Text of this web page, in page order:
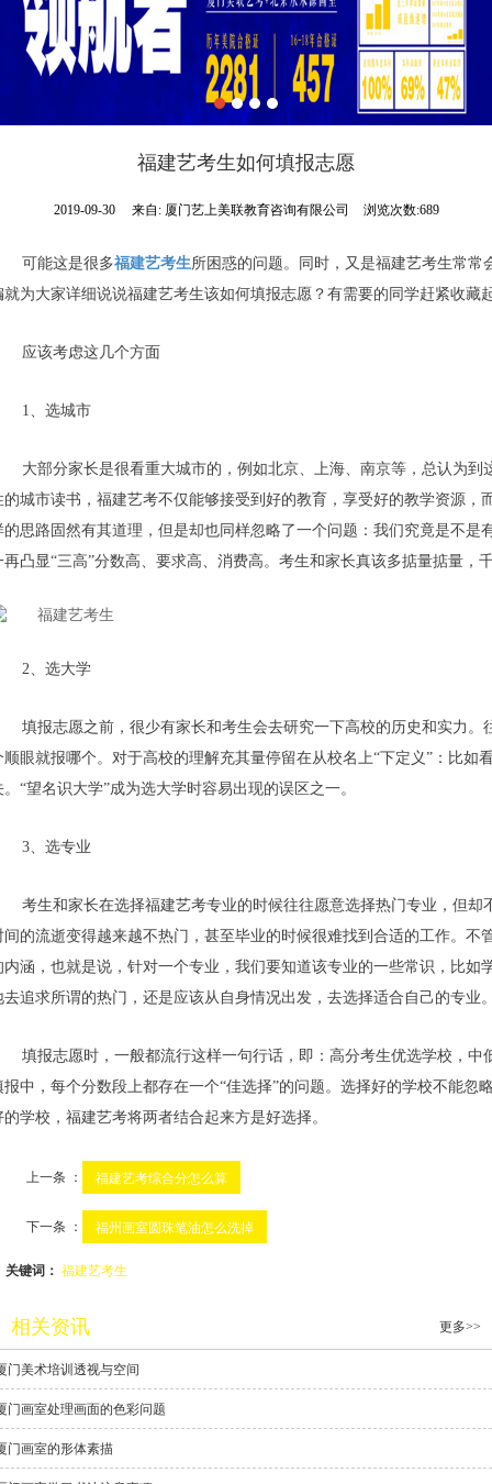
福建艺考生如何填报志愿
2019-09-30 来自: 厦门艺上美联教育咨询有限公司 浏览次数:689
可能这是很多福建艺考生所困惑的问题。同时，又是福建艺考生常常
就为大家详细说说福建艺考生该如何填报志愿？有需要的同学赶紧收藏
应该考虑这几个方面
1、选城市
大部分家长是很看重大城市的，例如北京、上海、南京等，总认为到
的城市读书，福建艺考不仅能够接受到好的教育，享受好的教学资源，
的思路固然有其道理，但是却也同样忽略了一个问题：我们究竟是不是
再凸显“三高”分数高、要求高、消费高。考生和家长真该多掂量掂量，
2、选大学
填报志愿之前，很少有家长和考生会去研究一下高校的历史和实力。
顺眼就报哪个。对于高校的理解充其量停留在从校名上“下定义”：比如
。“望名识大学”成为选大学时容易出现的误区之一。
3、选专业
考生和家长在选择福建艺考专业的时候往往愿意选择热门专业，但却
间的流逝变得越来越不热门，甚至毕业的时候很难找到合适的工作。不
内涵，也就是说，针对一个专业，我们要知道该专业的一些常识，比如
去追求所谓的热门，还是应该从自身情况出发，去选择适合自己的专业
填报志愿时，一般都流行这样一句行话，即：高分考生优选学校，中
报中，每个分数段上都存在一个“佳选择”的问题。选择好的学校不能忽
的学校，福建艺考将两者结合起来方是好选择。
上一条 ： 福建艺考综合分怎么算
下一条 ： 福州画室圆珠笔油怎么洗掉
关键词： 福建艺考生
相关资讯 更多>>
门美术培训透视与空间
门画室处理画面的色彩问题
门画室的形体素描